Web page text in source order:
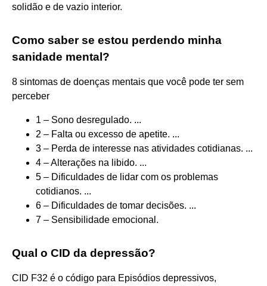
solidão e de vazio interior.
Como saber se estou perdendo minha
sanidade mental?
8 sintomas de doenças mentais que você pode ter sem
perceber
1 – Sono desregulado. ...
2 – Falta ou excesso de apetite. ...
3 – Perda de interesse nas atividades cotidianas. ...
4 – Alterações na libido. ...
5 – Dificuldades de lidar com os problemas
cotidianos. ...
6 – Dificuldades de tomar decisões. ...
7 – Sensibilidade emocional.
Qual o CID da depressão?
CID F32 é o código para Episódios depressivos,